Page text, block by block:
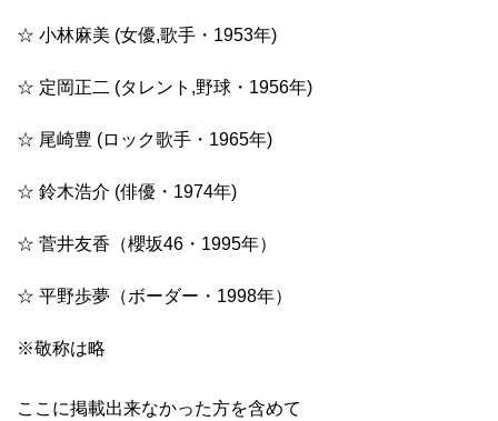
☆ 小林麻美 (女優,歌手・1953年)
☆ 定岡正二 (タレント,野球・1956年)
☆ 尾崎豊 (ロック歌手・1965年)
☆ 鈴木浩介 (俳優・1974年)
☆ 菅井友香（櫻坂46・1995年）
☆ 平野歩夢（ボーダー・1998年）
※敬称は略
ここに掲載出来なかった方を含めて